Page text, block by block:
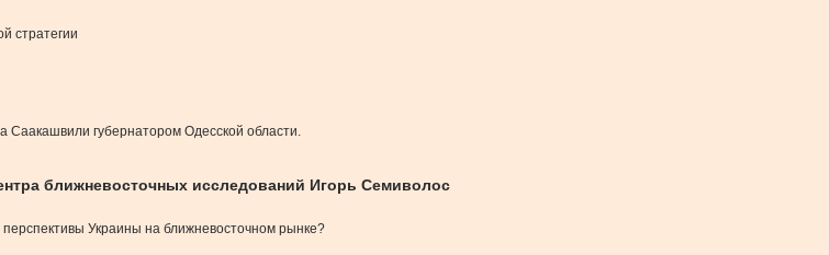
стратегии
Саакашвили губернатором Одесской области.
ближневосточных исследований Игорь Семиволос
Украины на ближневосточном рынке?